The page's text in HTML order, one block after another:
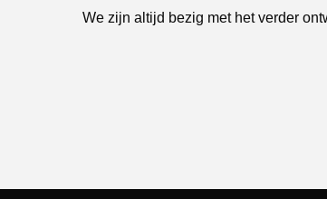
We zijn altijd bezig met het verder